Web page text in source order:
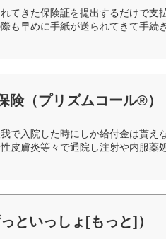
てきた保険証を提出するだけで支
も早めに手紙が送られてきて手続
険（プリズムコール®）
で入院した時にしか給付金は貰え
皮膚炎等々で通院し注射や内服薬
といっしょ[もっと]）